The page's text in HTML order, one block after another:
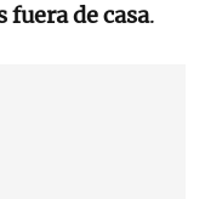
fuera de casa.